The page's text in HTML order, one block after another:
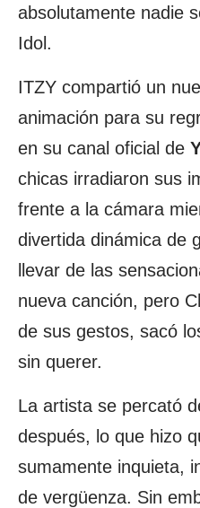
absolutamente nadie
Idol.
ITZY compartió un
animación para su
en su canal oficial de
chicas irradiaron sus
frente a la cámara
divertida dinámica de
llevar de las
nueva canción, pero
de sus gestos, sacó
sin querer.
La artista se percató
después, lo que hizo
sumamente inquieta,
de vergüenza. Sin